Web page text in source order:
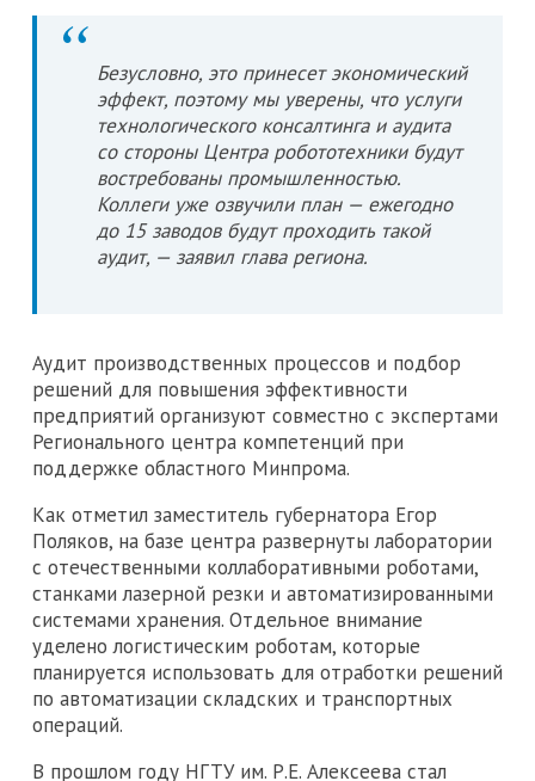
Безусловно, это принесет экономический
эффект, поэтому мы уверены, что услуги
технологического консалтинга и аудита
со стороны Центра робототехники будут
востребованы промышленностью.
Коллеги уже озвучили план — ежегодно
до 15 заводов будут проходить такой
аудит, — заявил глава региона.
Аудит производственных процессов и подбор
решений для повышения эффективности
предприятий организуют совместно с экспертами
Регионального центра компетенций при
поддержке областного Минпрома.
Как отметил заместитель губернатора Егор
Поляков, на базе центра развернуты лаборатории
с отечественными коллаборативными роботами,
станками лазерной резки и автоматизированными
системами хранения. Отдельное внимание
уделено логистическим роботам, которые
планируется использовать для отработки решений
по автоматизации складских и транспортных
операций.
В прошлом году НГТУ им. Р.Е. Алексеева стал